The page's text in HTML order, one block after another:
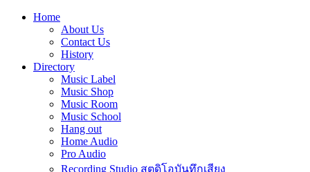
Home
About Us
Contact Us
History
Directory
Music Label
Music Shop
Music Room
Music School
Hang out
Home Audio
Pro Audio
Recording Studio สตูดิโอบันทึกเสียง